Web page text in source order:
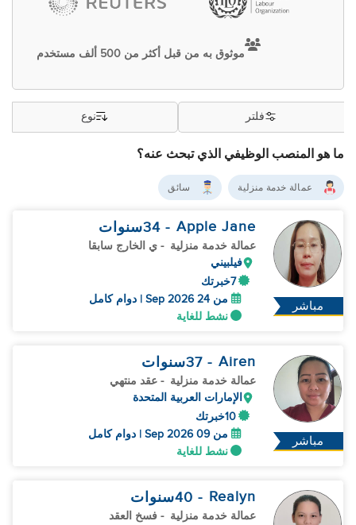
موثوق به من قبل أكثر من 500 ألف مستخدم
ما هو المنصب الوظيفي الذي تبحث عنه؟
فلتر نوع
عمالة خدمة منزلية سائق
مباشر
Apple Jane
- 34 سنوات
عمالة خدمة منزلية - ي الخارج سابقا
فيلبيني
7خبرتك
من 24 Sep 2026 | دوام كامل
نشط للغاية
مباشر
Airen
- 37 سنوات
عمالة خدمة منزلية - عقد منتهي
الإمارات العربية المتحدة
10خبرتك
من 09 Sep 2026 | دوام كامل
نشط للغاية
Realyn
- 40 سنوات
عمالة خدمة منزلية - فسخ العقد